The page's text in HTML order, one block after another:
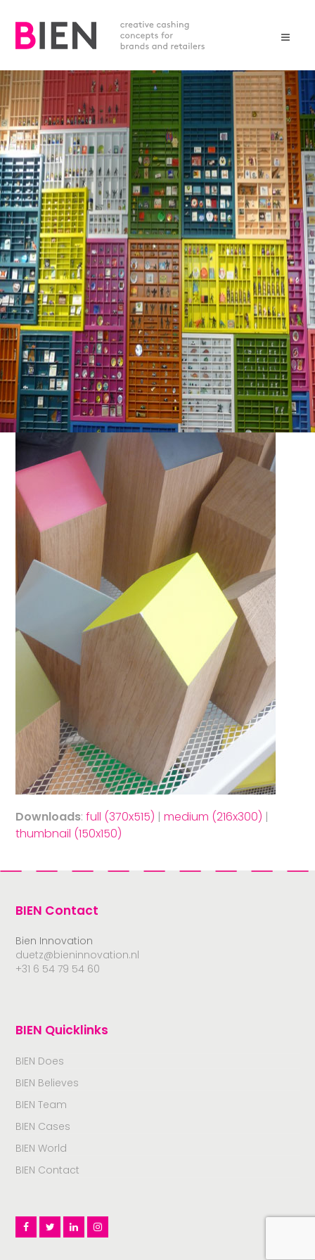
Downloads:full (370x515) |medium (216x300) |
thumbnail (150x150)
BIEN Contact
Bien Innovation
duetz@bieninnovation.nl
+31 6 54 79 54 60
BIEN Quicklinks
BIEN Does
BIEN Believes
BIEN Team
BIEN Cases
BIEN World
BIEN Contact